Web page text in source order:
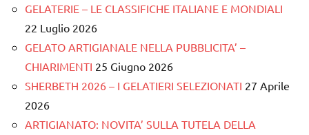
GELATERIE – LE CLASSIFICHE ITALIANE E MONDIALI
22 Luglio 2026
GELATO ARTIGIANALE NELLA PUBBLICITA’ –
CHIARIMENTI 25 Giugno 2026
SHERBETH 2026 – I GELATIERI SELEZIONATI 27 Aprile
2026
ARTIGIANATO: NOVITA’ SULLA TUTELA DELLA